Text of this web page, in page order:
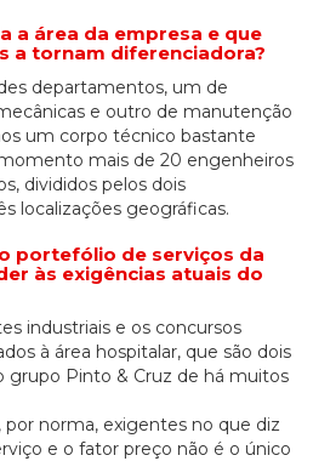
a área da empresa e que
a tornam diferenciadora?
departamentos, um de
e outro de manutenção
um corpo técnico bastante
mais de 20 engenheiros
divididos pelos dois
localizações geográficas.
portefólio de serviços da
às exigências atuais do
industriais e os concursos
à área hospitalar, que são dois
grupo Pinto & Cruz de há muitos
por norma, exigentes no que diz
e o fator preço não é o único